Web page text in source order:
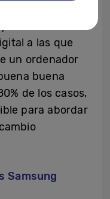
a las que
un ordenador
buena
de los casos,
para abordar
Samsung